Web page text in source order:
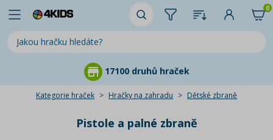
0
17100 druhů hraček
Kategorie hraček Hračky na zahradu Dětské zbraně
Pistole a palné zbraně